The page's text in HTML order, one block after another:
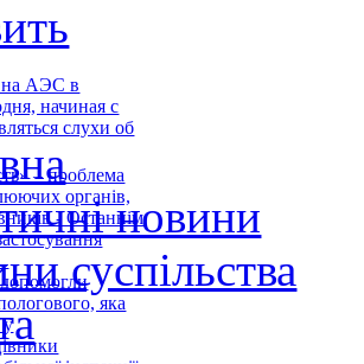
на АЭС в
начиная с
слухи об
– проблема
органів,
- Останнім
яка
у
новини
суспільства